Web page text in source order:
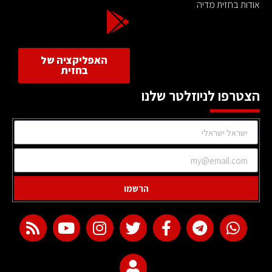
אודות בחזית מדיה
האפליקציה של
בחזית
הצטרפו לניוזלטר שלנו
הרשמו